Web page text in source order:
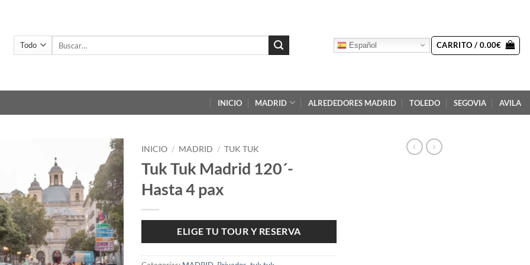
Español CARRITO / 0.00€
INICIO MADRID ALREDEDORES MADRID TOLEDO SEGOVIA AVILA
INICIO / MADRID / TUK TUK
Tuk Tuk Madrid 120´-
Hasta 4 pax
ELIGE TU TOUR Y RESERVA